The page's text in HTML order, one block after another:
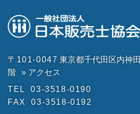
〒101-0047 東京都千代田区内神田
階
» アクセス
TEL
03-3518-0190
FAX
03-3518-0192